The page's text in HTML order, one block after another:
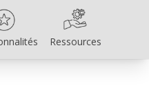
Ressources
Ressources